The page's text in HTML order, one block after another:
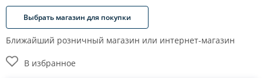
Выбрать магазин для покупки
Ближайший розничный магазин или интернет-магазин
В избранное